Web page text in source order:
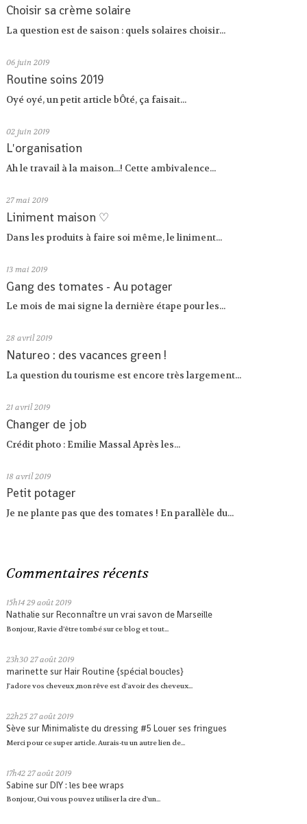
Choisir sa crème solaire
La question est de saison : quels solaires choisir...
06 juin 2019
Routine soins 2019
Oyé oyé, un petit article bÔté, ça faisait...
02 juin 2019
L'organisation
Ah le travail à la maison...! Cette ambivalence...
27 mai 2019
Liniment maison ♡
Dans les produits à faire soi même, le liniment...
13 mai 2019
Gang des tomates - Au potager
Le mois de mai signe la dernière étape pour les...
28 avril 2019
Natureo : des vacances green !
La question du tourisme est encore très largement...
21 avril 2019
Changer de job
Crédit photo : Emilie Massal Après les...
18 avril 2019
Petit potager
Je ne plante pas que des tomates ! En parallèle du...
Commentaires récents
15h14 29 août 2019
NathaliesurReconnaître un vrai savon de Marseille
Bonjour, Ravie d’être tombé sur ce blog et tout...
23h30 27 août 2019
marinettesurHair Routine {spécial boucles}
J'adore vos cheveux ,mon rêve est d'avoir des cheveux...
22h25 27 août 2019
SèvesurMinimaliste du dressing #5 Louer ses fringues
Merci pour ce super article. Aurais-tu un autre lien de...
17h42 27 août 2019
SabinesurDIY : les bee wraps
Bonjour, Oui vous pouvez utiliser la cire d'un...